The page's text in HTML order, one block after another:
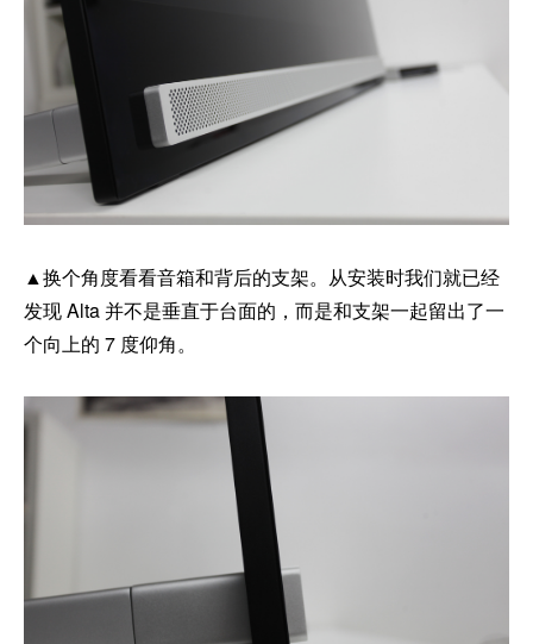
▲换个角度看看音箱和背后的支架。从安装时我们就已经
发现 Alta 并不是垂直于台面的，而是和支架一起留出了一
个向上的 7 度仰角。